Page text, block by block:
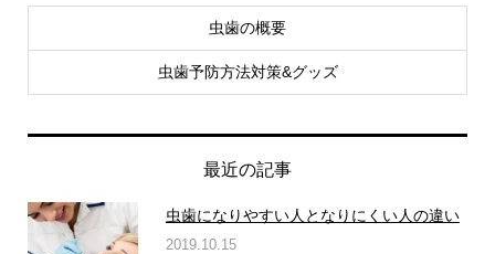
虫歯の概要
虫歯予防方法対策&グッズ
最近の記事
虫歯になりやすい人となりにくい人の違い
2019.10.15